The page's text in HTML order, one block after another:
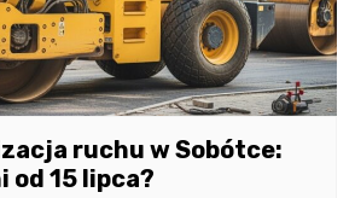
ruchu w Sobótce:
od 15 lipca?